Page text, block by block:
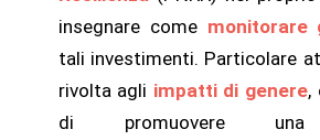
insegnare come monitorare
tali investimenti. Particolare
rivolta agli impatti di genere,
di promuovere una